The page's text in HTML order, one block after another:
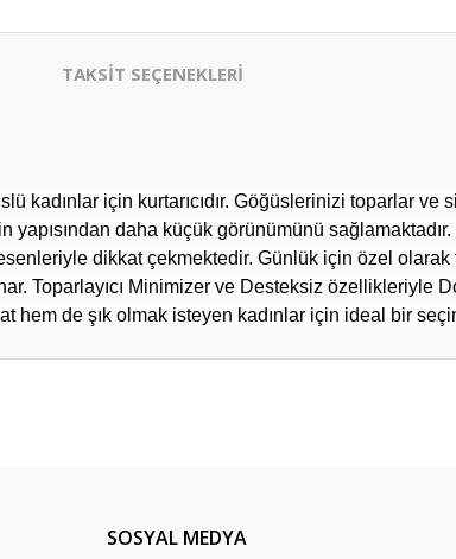
TAKSİT SEÇENEKLERİ
kadınlar için kurtarıcıdır. Göğüslerinizi toparlar ve
yapısından daha küçük görünümünü
dikkat çekmektedir. Günlük için özel olarak
Toparlayıcı Minimizer ve Desteksiz özellikleriyle
de şık olmak isteyen kadınlar için ideal bir
SOSYAL MEDYA